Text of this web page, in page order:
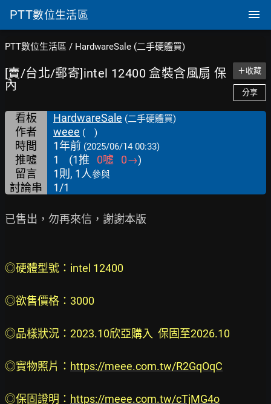
PTT數位生活區
PTT數位生活區 / HardwareSale (二手硬體買)
[賣/台北/郵寄]intel 12400 盒裝含風扇 保
內
＋收藏
分享
看板 HardwareSale (二手硬體買)
作者 weee ( )
時間 1年前 (2025/06/14 00:33)
推噓 1 (1推 0噓 0→)
留言
1則, 1人參與
討論串 1/1
已售出，勿再來信，謝謝本版
◎硬體型號：intel 12400
◎欲售價格：3000
◎品樣狀況：2023.10欣亞購入  保固至2026.10
◎實物照片： https://meee.com.tw/R2GqOqC
◎保固證明： https://meee.com.tw/cTjMG4o